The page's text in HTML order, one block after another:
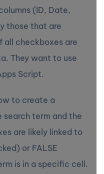
(ID, Date,
those that are
all checkboxes are
They want to use
Script.
to create a
term and the
are likely linked to
or FALSE
is in a specific cell.